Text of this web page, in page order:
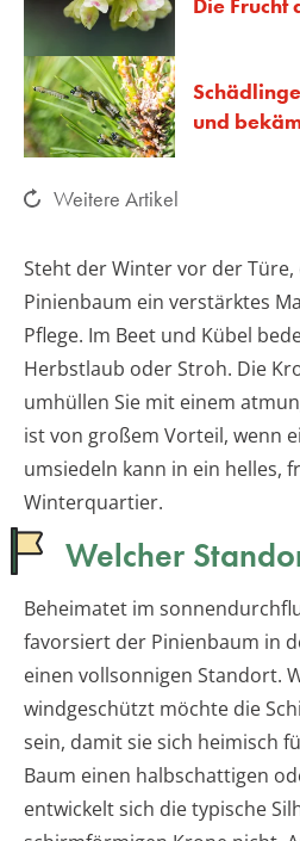
Die Frucht
und
Weitere Artikel
Steht der Winter vor der
Pinienbaum ein verstärktes
Pflege. Im Beet und Kübel
Herbstlaub oder Stroh. Die
umhüllen Sie mit einem
ist von großem Vorteil, wenn
umsiedeln kann in ein helles,
Winterquartier.
Welcher
Beheimatet im
favorsiert der Pinienbaum in
einen vollsonnigen Standort.
windgeschützt möchte die
sein, damit sie sich heimisch
Baum einen halbschattigen
entwickelt sich die typische